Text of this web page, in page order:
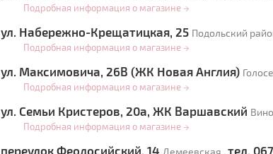
Подробная информация о магазине →
ул. Набережно-Крещатицкая, 25 Подольский
Подробная информация о магазине →
ул. Максимовича, 26В (ЖК Новая Англия)
Подробная информация о магазине →
ул. Семьи Кристеров, 20а, ЖК Варшавский
Подробная информация о магазине →
переулок Феодосийский, 14 Демеевская , тел.